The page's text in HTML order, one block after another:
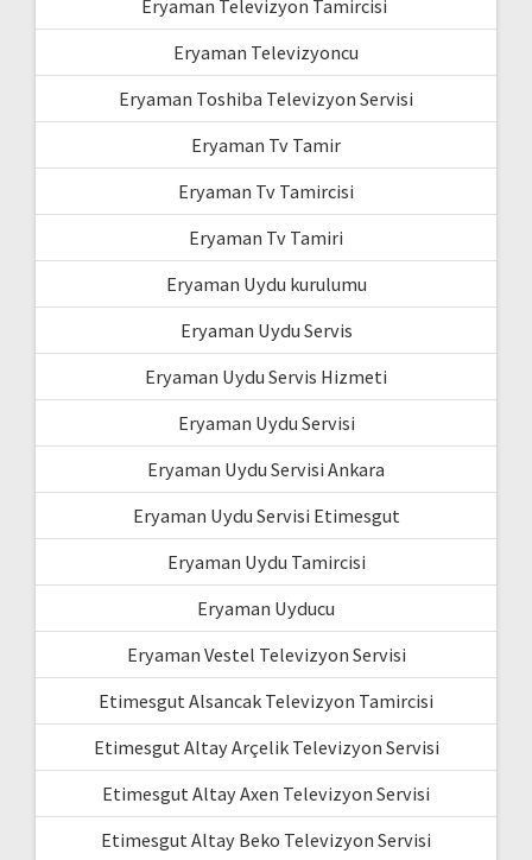
Eryaman Televizyon Tamircisi
Eryaman Televizyoncu
Eryaman Toshiba Televizyon Servisi
Eryaman Tv Tamir
Eryaman Tv Tamircisi
Eryaman Tv Tamiri
Eryaman Uydu kurulumu
Eryaman Uydu Servis
Eryaman Uydu Servis Hizmeti
Eryaman Uydu Servisi
Eryaman Uydu Servisi Ankara
Eryaman Uydu Servisi Etimesgut
Eryaman Uydu Tamircisi
Eryaman Uyducu
Eryaman Vestel Televizyon Servisi
Etimesgut Alsancak Televizyon Tamircisi
Etimesgut Altay Arçelik Televizyon Servisi
Etimesgut Altay Axen Televizyon Servisi
Etimesgut Altay Beko Televizyon Servisi